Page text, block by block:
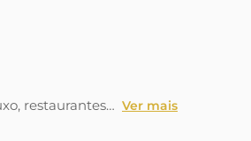
restaurantes… Ver mais